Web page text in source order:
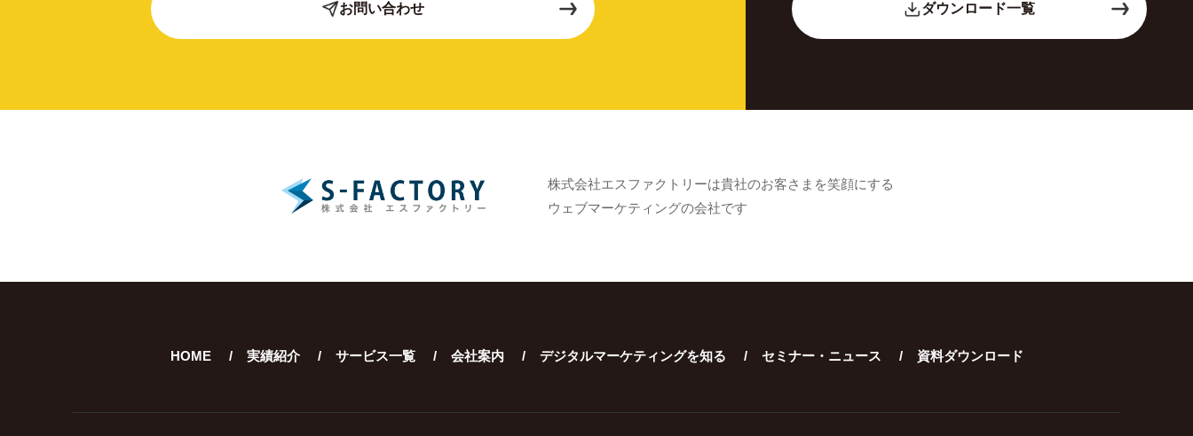
お問い合わせ ダウンロード一覧
株式会社エスファクトリーは貴社のお客さまを笑顔にする
ウェブマーケティングの会社です
HOME 実績紹介 サービス一覧 会社案内 デジタルマーケティングを知る セミナー・ニュース 資料ダウンロード